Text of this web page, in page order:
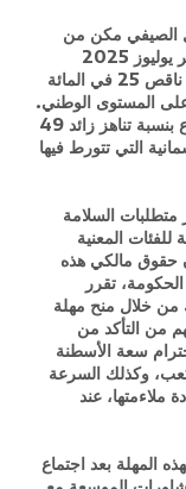
الصيفي مكن من
تحقيق انخفاض مهم في عدد الوفيات خلال شهر يوليوز 2025
مقارنة مع نفس الفترة من السنة الماضية، بلغ ناقص 25 في المائة
5.2 في المائة على المستوى الوطني.
غير أنه داخل المجال الحضري تم تسجيل ارتفاع بنسبة تناهز زائد 49
التي تتورط فيها
متطلبات السلامة
للفئات المعنية
حقوق مالكي هذه
تقرر
من خلال منح مهلة
من التأكد من
سعة الأسطنة
تتجاوز 50 سنتيمتر مكعب، وكذلك السرعة
في 50 كم/س وإعادة ملاءمتها، عند
المهلة بعد اجتماع